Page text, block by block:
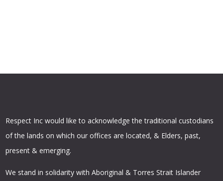
Respect Inc would like to acknowledge the traditional custodians
of the lands on which our offices are located, & Elders, past,
present & emerging.
We stand in solidarity with Aboriginal & Torres Strait Islander